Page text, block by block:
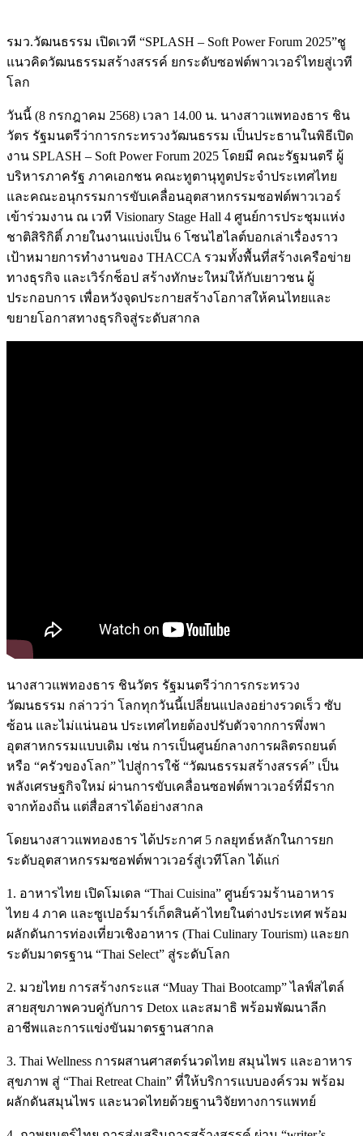
รมว.วัฒนธรรม เปิดเวที “SPLASH – Soft Power Forum 2025”ชู
แนวคิดวัฒนธรรมสร้างสรรค์ ยกระดับซอฟต์พาวเวอร์ไทยสู่เวที
โลก
วันนี้ (8 กรกฎาคม 2568) เวลา 14.00 น. นางสาวแพทองธาร ชิน
วัตร รัฐมนตรีว่าการกระทรวงวัฒนธรรม เป็นประธานในพิธีเปิด
งาน SPLASH – Soft Power Forum 2025 โดยมี คณะรัฐมนตรี ผู้
บริหารภาครัฐ ภาคเอกชน คณะทูตานุทูตประจำประเทศไทย
และคณะอนุกรรมการขับเคลื่อนอุตสาหกรรมซอฟต์พาวเวอร์
เข้าร่วมงาน ณ เวที Visionary Stage Hall 4 ศูนย์การประชุมแห่ง
ชาติสิริกิติ์ ภายในงานแบ่งเป็น 6 โซนไฮไลต์บอกเล่าเรื่องราว
เป้าหมายการทำงานของ THACCA รวมทั้งพื้นที่สร้างเครือข่าย
ทางธุรกิจ และเวิร์กช็อป สร้างทักษะใหม่ให้กับเยาวชน ผู้
ประกอบการ เพื่อหวังจุดประกายสร้างโอกาสให้คนไทยและ
ขยายโอกาสทางธุรกิจสู่ระดับสากล
นางสาวแพทองธาร ชินวัตร รัฐมนตรีว่าการกระทรวง
วัฒนธรรม กล่าวว่า โลกทุกวันนี้เปลี่ยนแปลงอย่างรวดเร็ว ซับ
ซ้อน และไม่แน่นอน ประเทศไทยต้องปรับตัวจากการพึ่งพา
อุตสาหกรรมแบบเดิม เช่น การเป็นศูนย์กลางการผลิตรถยนต์
หรือ “ครัวของโลก” ไปสู่การใช้ “วัฒนธรรมสร้างสรรค์” เป็น
พลังเศรษฐกิจใหม่ ผ่านการขับเคลื่อนซอฟต์พาวเวอร์ที่มีราก
จากท้องถิ่น แต่สื่อสารได้อย่างสากล
โดยนางสาวแพทองธาร ได้ประกาศ 5 กลยุทธ์หลักในการยก
ระดับอุตสาหกรรมซอฟต์พาวเวอร์สู่เวทีโลก ได้แก่
1. อาหารไทย เปิดโมเดล “Thai Cuisina” ศูนย์รวมร้านอาหาร
ไทย 4 ภาค และซูเปอร์มาร์เก็ตสินค้าไทยในต่างประเทศ พร้อม
ผลักดันการท่องเที่ยวเชิงอาหาร (Thai Culinary Tourism) และยก
ระดับมาตรฐาน “Thai Select” สู่ระดับโลก
2. มวยไทย การสร้างกระแส “Muay Thai Bootcamp” ไลฟ์สไตล์
สายสุขภาพควบคู่กับการ Detox และสมาธิ พร้อมพัฒนาลีก
อาชีพและการแข่งขันมาตรฐานสากล
3. Thai Wellness การผสานศาสตร์นวดไทย สมุนไพร และอาหาร
สุขภาพ สู่ “Thai Retreat Chain” ที่ให้บริการแบบองค์รวม พร้อม
ผลักดันสมุนไพร และนวดไทยด้วยฐานวิจัยทางการแพทย์